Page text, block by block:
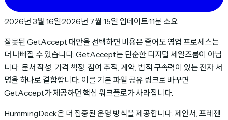
·2026년 3월 16일·2026년 7월 15일 업데이트·11분 소요
잘못된 GetAccept 대안을 선택하면 비용은 줄어도 영업 프로세스는
더 나빠질 수 있습니다. GetAccept는 단순한 디지털 세일즈룸이 아닙
니다. 문서 작성, 가격 책정, 참여 추적, 계약, 법적 구속력이 있는 전자 서
명을 하나로 결합합니다. 이를 기본 파일 공유 링크로 바꾸면
GetAccept가 제공하던 핵심 워크플로가 사라집니다.
HummingDeck은 더 집중된 운영 방식을 제공합니다. 제안서, 프레젠